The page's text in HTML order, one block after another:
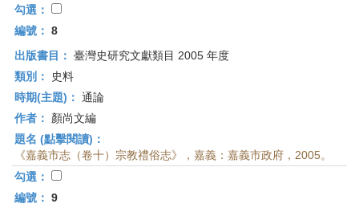
勾選：
編號： 8
出版書目： 臺灣史研究文獻類目 2005 年度
類別：
史料
時期(主題)： 通論
作者：
顏尚文編
題名 (點擊閱讀)：
《嘉義市志（卷十）宗教禮俗志》，嘉義：嘉義市政府，2005。
勾選：
編號： 9